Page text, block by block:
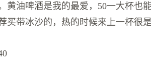
黄油啤酒是我的最爱，50一大杯也
买带冰沙的，热的时候来上一杯很是